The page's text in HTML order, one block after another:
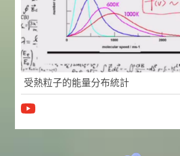
受熱粒子的能量分布統計